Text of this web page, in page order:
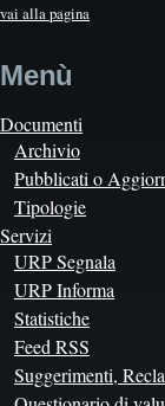
vai alla pagina
Menù
Documenti
Archivio
Pubblicati o
Tipologie
Servizi
URP Segnala
URP Informa
Statistiche
Feed RSS
Suggerimenti,